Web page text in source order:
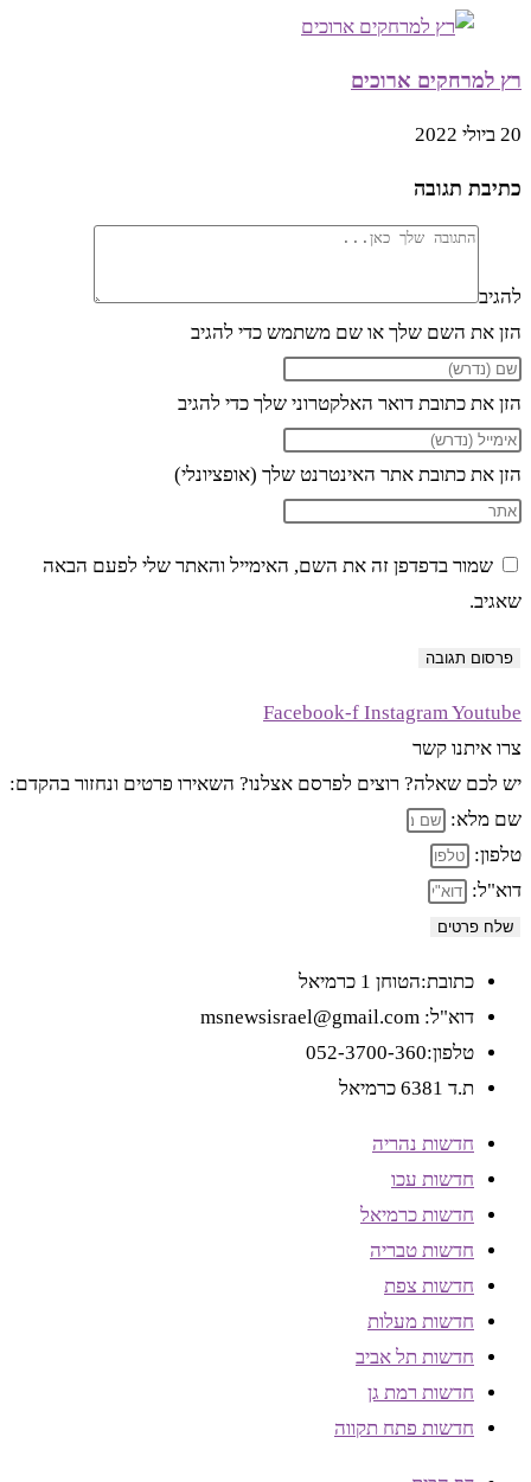
רץ למרחקים ארוכים
20 ביולי 2022
כתיבת תגובה
להגיב
הזן את השם שלך או שם משתמש כדי להגיב
הזן את כתובת דואר האלקטרוני שלך כדי להגיב
הזן את כתובת אתר האינטרנט שלך (אופציונלי)
שמור בדפדפן זה את השם, האימייל והאתר שלי לפעם הבאה
שאגיב.
Facebook-f InstagramYoutube
צרו איתנו קשר
יש לכם שאלה? רוצים לפרסם אצלנו? השאירו פרטים ונחזור בהקדם:
שם מלא:
טלפון:
דוא"ל:
שלח פרטים
כתובת:הטוחן 1 כרמיאל
דוא"ל: msnewsisrael@gmail.com
טלפון:052-3700-360
ת.ד 6381 כרמיאל
חדשות נהריה
חדשות עכו
חדשות כרמיאל
חדשות טבריה
חדשות צפת
חדשות מעלות
חדשות תל אביב
חדשות רמת גן
חדשות פתח תקווה